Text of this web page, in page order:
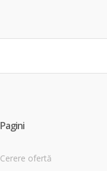
Pagini
Cerere ofertă